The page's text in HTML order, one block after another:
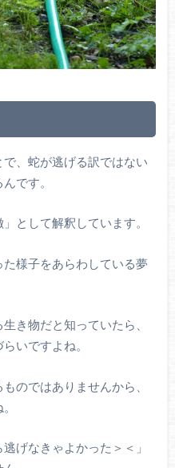
、蛇が逃げる訳ではない
です。
として解釈しています。
様子をあらわしている夢
き物だと知っていたら、
いですよね。
のではありませんから、
げなきゃよかった＞＜」